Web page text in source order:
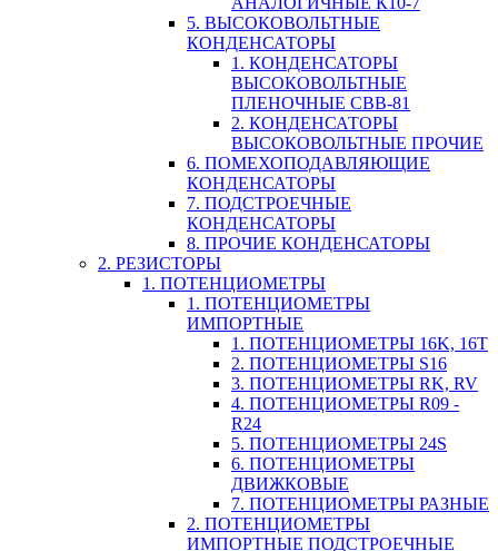
5. ВЫСОКОВОЛЬТНЫЕ
КОНДЕНСАТОРЫ
1. КОНДЕНСАТОРЫ
ВЫСОКОВОЛЬТНЫЕ
ПЛЕНОЧНЫЕ CBB-81
2. КОНДЕНСАТОРЫ
ВЫСОКОВОЛЬТНЫЕ ПРОЧИЕ
6. ПОМЕХОПОДАВЛЯЮЩИЕ
КОНДЕНСАТОРЫ
7. ПОДСТРОЕЧНЫЕ
КОНДЕНСАТОРЫ
8. ПРОЧИЕ КОНДЕНСАТОРЫ
2. РЕЗИСТОРЫ
1. ПОТЕНЦИОМЕТРЫ
1. ПОТЕНЦИОМЕТРЫ
ИМПОРТНЫЕ
1. ПОТЕНЦИОМЕТРЫ 16K, 16T
2. ПОТЕНЦИОМЕТРЫ S16
3. ПОТЕНЦИОМЕТРЫ RK, RV
4. ПОТЕНЦИОМЕТРЫ R09 -
R24
5. ПОТЕНЦИОМЕТРЫ 24S
6. ПОТЕНЦИОМЕТРЫ
ДВИЖКОВЫЕ
7. ПОТЕНЦИОМЕТРЫ РАЗНЫЕ
2. ПОТЕНЦИОМЕТРЫ
ИМПОРТНЫЕ ПОДСТРОЕЧНЫЕ